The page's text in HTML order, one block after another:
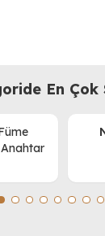
En Çok
Anahtar